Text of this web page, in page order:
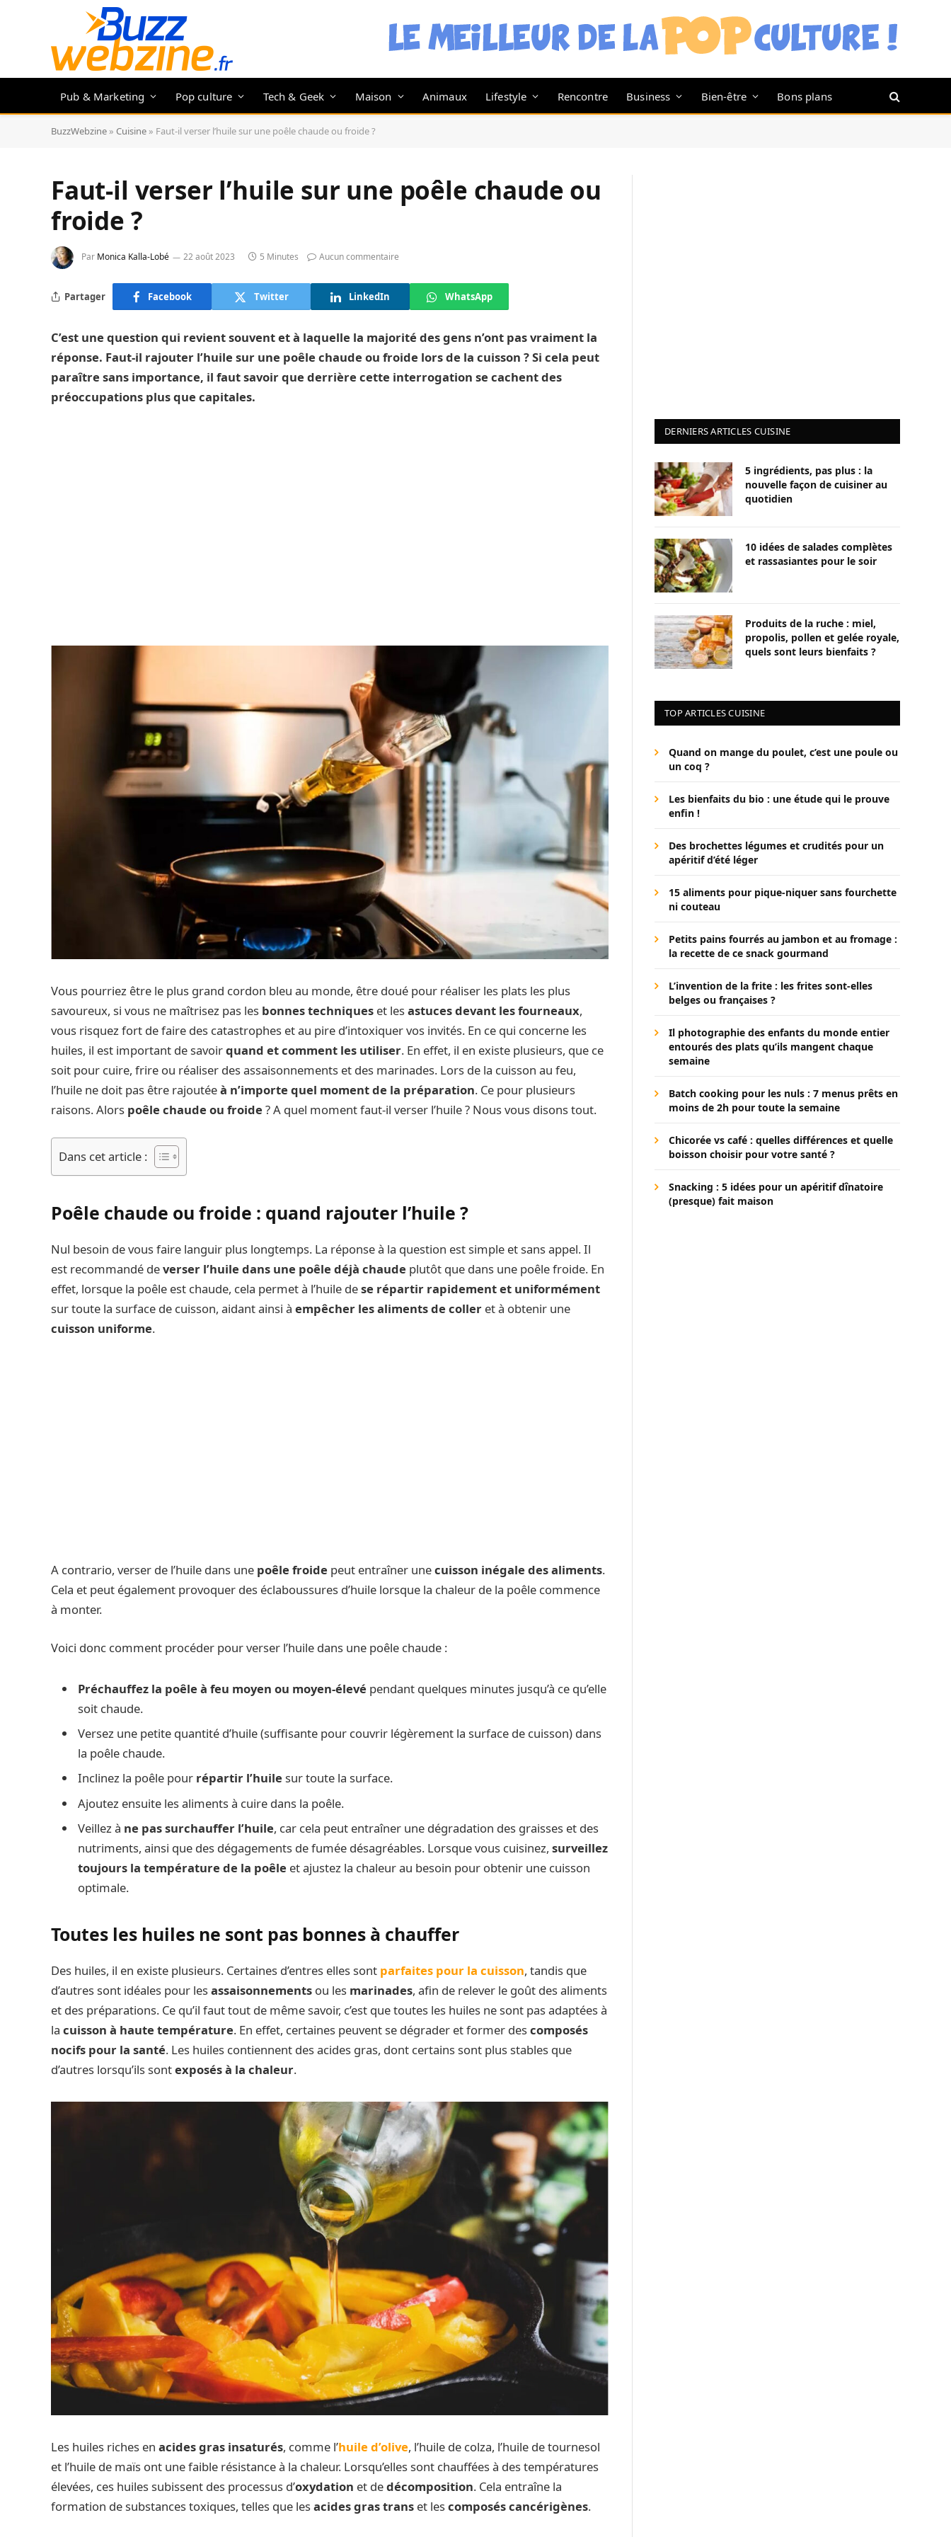
Pub & Marketing Pop culture Tech & Geek Maison Animaux Lifestyle Rencontre Business Bien-être Bons plans
BuzzWebzine » Cuisine » Faut-il verser l’huile sur une poêle chaude ou froide ?
Faut-il verser l’huile sur une poêle chaude ou
froide ?
Par Monica Kalla-Lobé 22 août 2023 5 Minutes Aucun commentaire
Partager Facebook Twitter LinkedIn WhatsApp
C’est une question qui revient souvent et à laquelle la majorité des gens n’ont pas vraiment la
réponse. Faut-il rajouter l’huile sur une poêle chaude ou froide lors de la cuisson ? Si cela peut
paraître sans importance, il faut savoir que derrière cette interrogation se cachent des
préoccupations plus que capitales.
Vous pourriez être le plus grand cordon bleu au monde, être doué pour réaliser les plats les plus
savoureux, si vous ne maîtrisez pas les bonnes techniques et lesastuces devant les fourneaux,
vous risquez fort de faire des catastrophes et au pire d’intoxiquer vos invités. En ce qui concerne les
huiles, il est important de savoirquand et comment les utiliser. En effet, il en existe plusieurs, que ce
soit pour cuire, frire ou réaliser des assaisonnements et des marinades. Lors de la cuisson au feu,
l’huile ne doit pas être rajoutéeà n’importe quel moment de la préparation. Ce pour plusieurs
raisons. Alors poêle chaude ou froide ? A quel moment faut-il verser l’huile ? Nous vous disons tout.
Dans cet article :
Poêle chaude ou froide : quand rajouter l’huile ?
Nul besoin de vous faire languir plus longtemps. La réponse à la question est simple et sans appel. Il
est recommandé deverser l’huile dans une poêle déjà chaude plutôt que dans une poêle froide. En
effet, lorsque la poêle est chaude, cela permet à l’huile dese répartir rapidement et uniformément
sur toute la surface de cuisson, aidant ainsi à empêcher les aliments de coller et à obtenir une
cuisson uniforme.
A contrario, verser de l’huile dans une poêle froide peut entraîner unecuisson inégale des aliments.
Cela et peut également provoquer des éclaboussures d’huile lorsque la chaleur de la poêle commence
à monter.
Voici donc comment procéder pour verser l’huile dans une poêle chaude :
Préchauffez la poêle à feu moyen ou moyen-élevé pendant quelques minutes jusqu’à ce qu’elle
soit chaude.
Versez une petite quantité d’huile (suffisante pour couvrir légèrement la surface de cuisson) dans
la poêle chaude.
Inclinez la poêle pour répartir l’huile sur toute la surface.
Ajoutez ensuite les aliments à cuire dans la poêle.
Veillez à ne pas surchauffer l’huile, car cela peut entraîner une dégradation des graisses et des
nutriments, ainsi que des dégagements de fumée désagréables. Lorsque vous cuisinez, surveillez
toujours la température de la poêle et ajustez la chaleur au besoin pour obtenir une cuisson
optimale.
Toutes les huiles ne sont pas bonnes à chauffer
Des huiles, il en existe plusieurs. Certaines d’entres elles sont parfaites pour la cuisson, tandis que
d’autres sont idéales pour lesassaisonnements ou les marinades, afin de relever le goût des aliments
et des préparations. Ce qu’il faut tout de même savoir, c’est que toutes les huiles ne sont pas adaptées à
la cuisson à haute température. En effet, certaines peuvent se dégrader et former descomposés
nocifs pour la santé. Les huiles contiennent des acides gras, dont certains sont plus stables que
d’autres lorsqu’ils sontexposés à la chaleur.
Les huiles riches en acides gras insaturés, comme l’huile d’olive, l’huile de colza, l’huile de tournesol
et l’huile de maïs ont une faible résistance à la chaleur. Lorsqu’elles sont chauffées à des températures
élevées, ces huiles subissent des processus d’oxydation et dedécomposition. Cela entraîne la
formation de substances toxiques, telles que lesacides gras trans et lescomposés cancérigènes.
DERNIERS ARTICLES CUISINE
5 ingrédients, pas plus : la
nouvelle façon de cuisiner au
quotidien
10 idées de salades complètes
et rassasiantes pour le soir
Produits de la ruche : miel,
propolis, pollen et gelée royale,
quels sont leurs bienfaits ?
TOP ARTICLES CUISINE
Quand on mange du poulet, c’est une poule ou
un coq ?
Les bienfaits du bio : une étude qui le prouve
enfin !
Des brochettes légumes et crudités pour un
apéritif d’été léger
15 aliments pour pique-niquer sans fourchette
ni couteau
Petits pains fourrés au jambon et au fromage :
la recette de ce snack gourmand
L’invention de la frite : les frites sont-elles
belges ou françaises ?
Il photographie des enfants du monde entier
entourés des plats qu’ils mangent chaque
semaine
Batch cooking pour les nuls : 7 menus prêts en
moins de 2h pour toute la semaine
Chicorée vs café : quelles différences et quelle
boisson choisir pour votre santé ?
Snacking : 5 idées pour un apéritif dînatoire
(presque) fait maison